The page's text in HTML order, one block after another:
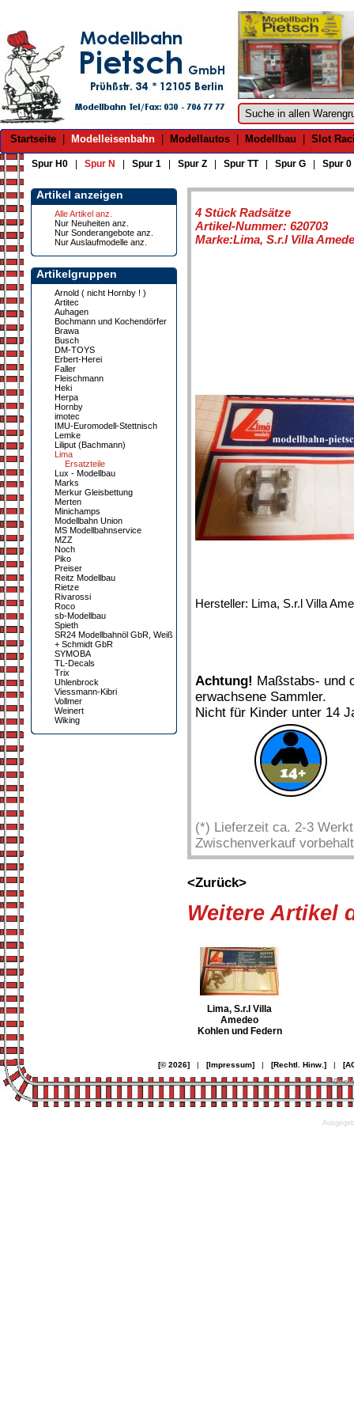
Startseite Modelleisenbahn Modellautos Modellbau Slot
Spur H0 Spur N Spur 1 Spur Z Spur TT| Spur G Spur 0
Artikel anzeigen
Alle Artikel anz.
Nur Neuheiten anz.
Nur Sonderangebote anz.
Nur Auslaufmodelle anz.
Artikelgruppen
Arnold ( nicht Hornby ! )
Artitec
Auhagen
Bochmann und Kochendörfer
Brawa
Busch
DM-TOYS
Erbert-Herei
Faller
Fleischmann
Heki
Herpa
Hornby
imotec
IMU-Euromodell-Stettnisch
Lemke
Liliput (Bachmann)
Lima
Ersatzteile
Lux - Modellbau
Marks
Merkur Gleisbettung
Merten
Minichamps
Modellbahn Union
MS Modellbahnservice
MZZ
Noch
Piko
Preiser
Reitz Modellbau
Rietze
Rivarossi
Roco
sb-Modellbau
Spieth
SR24 Modellbahnöl GbR, Weiß
+ Schmidt GbR
SYMOBA
TL-Decals
Trix
Uhlenbrock
Viessmann-Kibri
Vollmer
Weinert
Wiking
4 Stück Radsätze
Artikel-Nummer: 620703
Marke:Lima, S.r.l Villa
Hersteller: Lima, S.r.l Villa
Achtung! Maßstabs- und
erwachsene Sammler.
Nicht für Kinder unter 14
(*) Lieferzeit ca. 2-3
Zwischenverkauf
<Zurück>
Weitere Artikel
Lima, S.r.l Villa
Amedeo
Kohlen und Federn
[© 2026]| [Impressum]| [Rechtl. Hinw.]|
©